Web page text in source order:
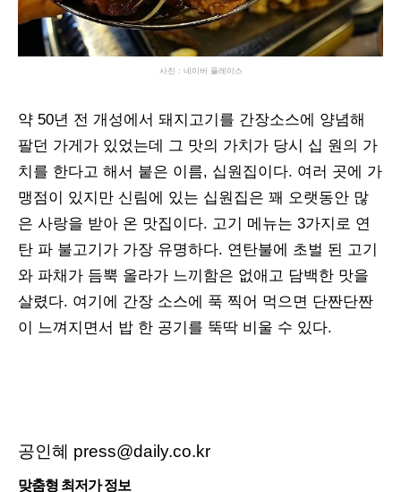
사진 : 네이버 플레이스
약 50년 전 개성에서 돼지고기를 간장소스에 양념해
팔던 가게가 있었는데 그 맛의 가치가 당시 십 원의 가
치를 한다고 해서 붙은 이름, 십원집이다. 여러 곳에 가
맹점이 있지만 신림에 있는 십원집은 꽤 오랫동안 많
은 사랑을 받아 온 맛집이다. 고기 메뉴는 3가지로 연
탄 파 불고기가 가장 유명하다. 연탄불에 초벌 된 고기
와 파채가 듬뿍 올라가 느끼함은 없애고 담백한 맛을
살렸다. 여기에 간장 소스에 푹 찍어 먹으면 단짠단짠
이 느껴지면서 밥 한 공기를 뚝딱 비울 수 있다.
공인혜 press@daily.co.kr
맞춤형 최저가 정보